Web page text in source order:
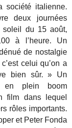
société italienne.
deux journées
soleil du 15 août,
à l’heure. Un
de nostalgie
celui qu’on a
bien sûr. » Un
en plein boom
film dans lequel
rôles importants.
et Peter Fonda